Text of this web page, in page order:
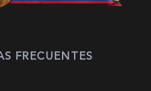
FRECUENTES